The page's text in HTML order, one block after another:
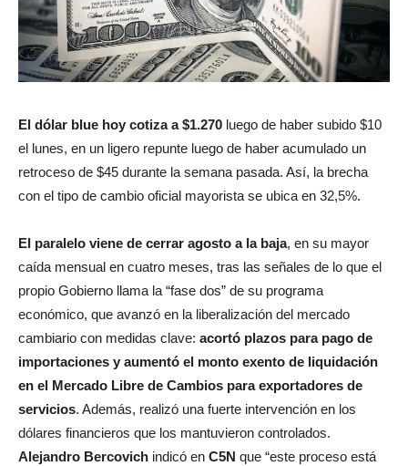
El dólar blue hoy cotiza a $1.270 luego de haber subido $10
el lunes, en un ligero repunte luego de haber acumulado un
retroceso de $45 durante la semana pasada. Así, la brecha
con el tipo de cambio oficial mayorista se ubica en 32,5%.
El paralelo viene de cerrar agosto a la baja, en su mayor
caída mensual en cuatro meses, tras las señales de lo que el
propio Gobierno llama la “fase dos” de su programa
económico, que avanzó en la liberalización del mercado
cambiario con medidas clave: acortó plazos para pago de
importaciones y aumentó el monto exento de liquidación
en el Mercado Libre de Cambios para exportadores de
servicios. Además, realizó una fuerte intervención en los
dólares financieros que los mantuvieron controlados.
Alejandro Bercovich indicó en C5N que “este proceso está